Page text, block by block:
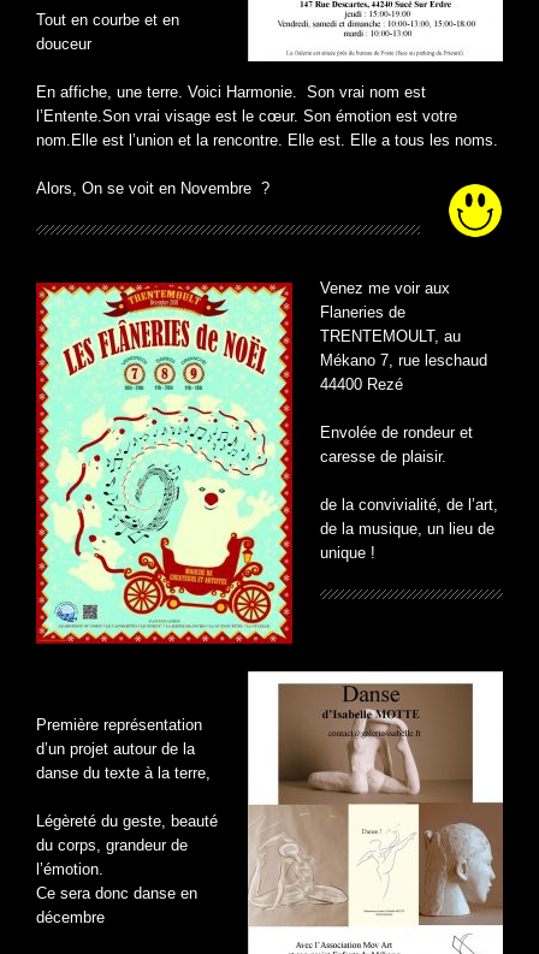
Tout en courbe et en
douceur
En affiche, une terre. Voici Harmonie. Son vrai nom est
l’Entente.Son vrai visage est le cœur. Son émotion est votre
nom.Elle est l’union et la rencontre. Elle est. Elle a tous les noms.
Alors, On se voit en Novembre ?
Venez me voir aux
Flaneries de
TRENTEMOULT, au
Mékano 7, rue leschaud
44400 Rezé
Envolée de rondeur et
caresse de plaisir.
de la convivialité, de l’art,
de la musique, un lieu de
unique !
Première représentation
d’un projet autour de la
danse du texte à la terre,
Légèreté du geste, beauté
du corps, grandeur de
l’émotion.
Ce sera donc danse en
décembre